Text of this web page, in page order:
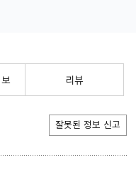
리뷰
잘못된 정보 신고